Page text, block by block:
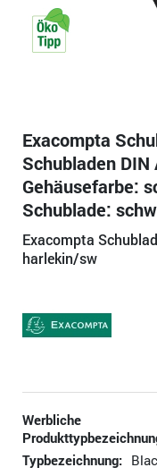
Exacompta
Schubladen
Gehäusefarbe:
Schublade:
Exacompta
harlekin/sw
Werbliche
Typbezeichnung: